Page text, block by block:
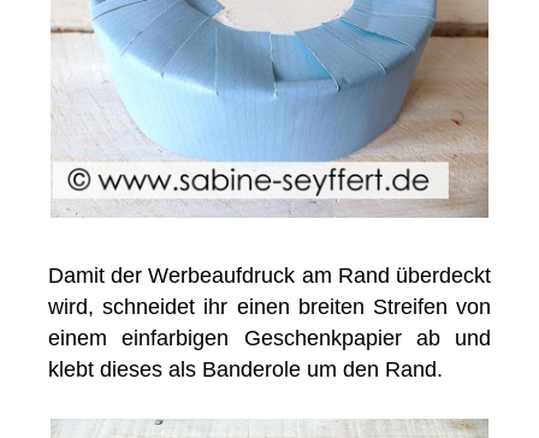
Damit der Werbeaufdruck am Rand überdeckt
wird, schneidet ihr einen breiten Streifen von
einem einfarbigen Geschenkpapier ab und
klebt dieses als Banderole um den Rand.